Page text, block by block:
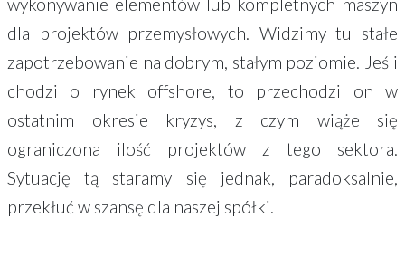
dla projektów przemysłowych. Widzimy tu stałe
zapotrzebowanie na dobrym, stałym poziomie. Jeśli
chodzi o rynek offshore, to przechodzi on w
ostatnim okresie kryzys, z czym wiąże się
ograniczona ilość projektów z tego sektora.
Sytuację tą staramy się jednak, paradoksalnie,
przekłuć w szansę dla naszej spółki.